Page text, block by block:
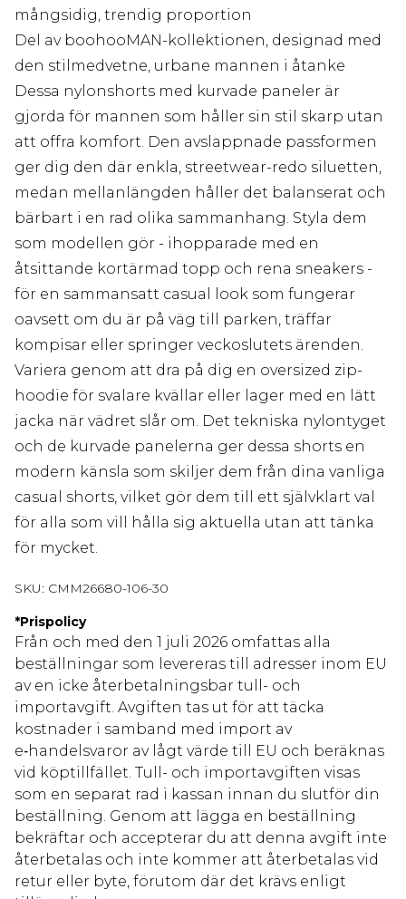
mångsidig, trendig proportion
Del av boohooMAN-kollektionen, designad med
den stilmedvetne, urbane mannen i åtanke
Dessa nylonshorts med kurvade paneler är
gjorda för mannen som håller sin stil skarp utan
att offra komfort. Den avslappnade passformen
ger dig den där enkla, streetwear-redo siluetten,
medan mellanlängden håller det balanserat och
bärbart i en rad olika sammanhang. Styla dem
som modellen gör - ihopparade med en
åtsittande kortärmad topp och rena sneakers -
för en sammansatt casual look som fungerar
oavsett om du är på väg till parken, träffar
kompisar eller springer veckoslutets ärenden.
Variera genom att dra på dig en oversized zip-
hoodie för svalare kvällar eller lager med en lätt
jacka när vädret slår om. Det tekniska nylontyget
och de kurvade panelerna ger dessa shorts en
modern känsla som skiljer dem från dina vanliga
casual shorts, vilket gör dem till ett självklart val
för alla som vill hålla sig aktuella utan att tänka
för mycket.
SKU: CMM26680-106-30
*Prispolicy
Från och med den 1 juli 2026 omfattas alla
beställningar som levereras till adresser inom EU
av en icke återbetalningsbar tull- och
importavgift. Avgiften tas ut för att täcka
kostnader i samband med import av
e‑handelsvaror av lågt värde till EU och beräknas
vid köptillfället. Tull- och importavgiften visas
som en separat rad i kassan innan du slutför din
beställning. Genom att lägga en beställning
bekräftar och accepterar du att denna avgift inte
återbetalas och inte kommer att återbetalas vid
retur eller byte, förutom där det krävs enligt